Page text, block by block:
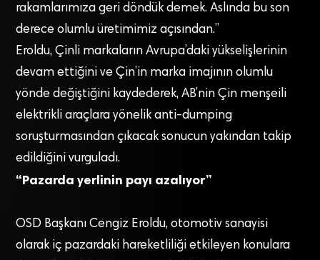
rakamlarımıza geri döndük demek. Aslında bu son
derece olumlu üretimimiz açısından.”
Eroldu, Çinli markaların Avrupa’daki yükselişlerinin
devam ettiğini ve Çin’in marka imajının olumlu
yönde değiştiğini kaydederek, AB’nin Çin menşeili
elektrikli araçlara yönelik anti-dumping
soruşturmasından çıkacak sonucun yakından takip
edildiğini vurguladı.
“Pazarda yerlinin payı azalıyor”
OSD Başkanı Cengiz Eroldu, otomotiv sanayisi
olarak iç pazardaki hareketliliği etkileyen konulara